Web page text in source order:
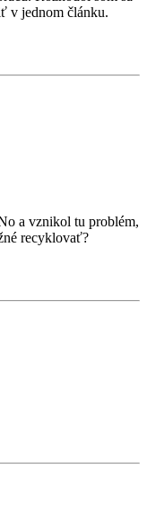
v jednom článku.
a vznikol tu problém,
recyklovať?